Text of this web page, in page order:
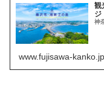
観
ジ
神
www.fujisawa-kanko.jp